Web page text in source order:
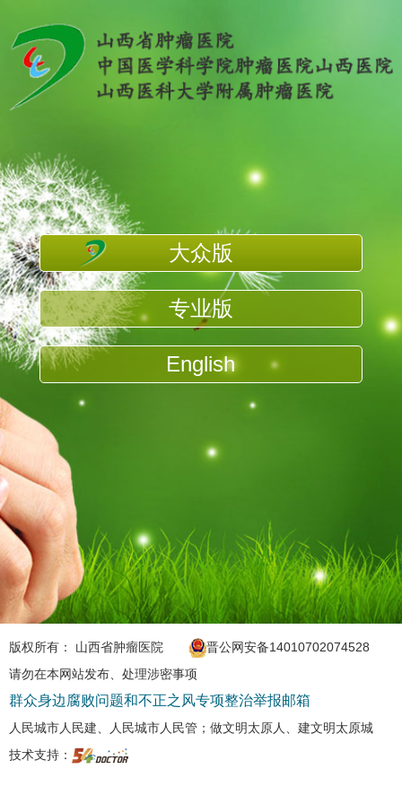
大众版
专业版
English
版权所有： 山西省肿瘤医院
晋公网安备14010702074528
请勿在本网站发布、处理涉密事项
群众身边腐败问题和不正之风专项整治举报邮箱
人民城市人民建、人民城市人民管；做文明太原人、建文明太原城
技术支持：